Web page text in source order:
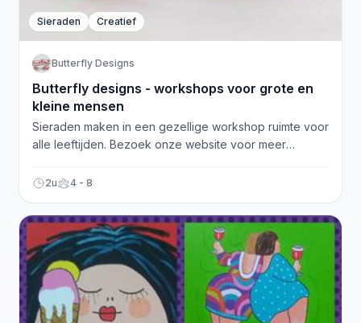
Sieraden Creatief
Butterfly Designs
Butterfly designs - workshops voor grote en
kleine mensen
Sieraden maken in een gezellige workshop ruimte voor
alle leeftijden. Bezoek onze website voor meer
2u 4 - 8